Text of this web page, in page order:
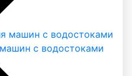
с водостоками